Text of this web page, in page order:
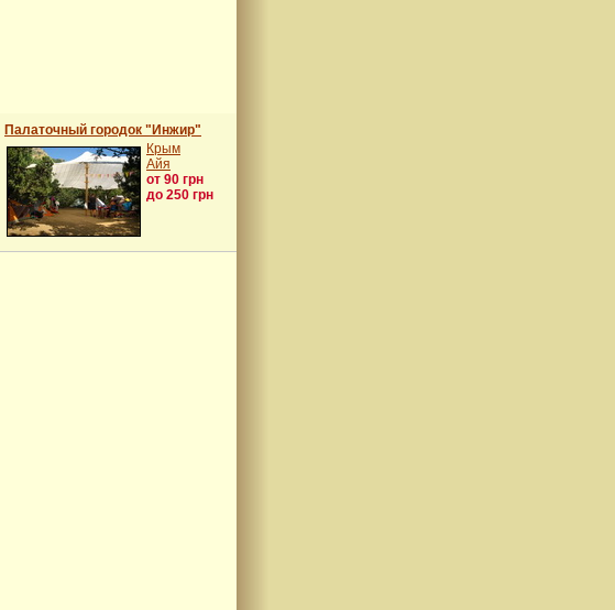
Палаточный городок "Инжир"
Крым
Айя
от 90 грн
до 250 грн